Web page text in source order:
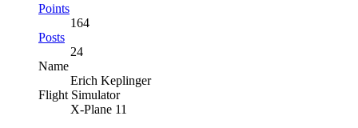
Points
164
Posts
24
Name
Erich Keplinger
Flight Simulator
X-Plane 11